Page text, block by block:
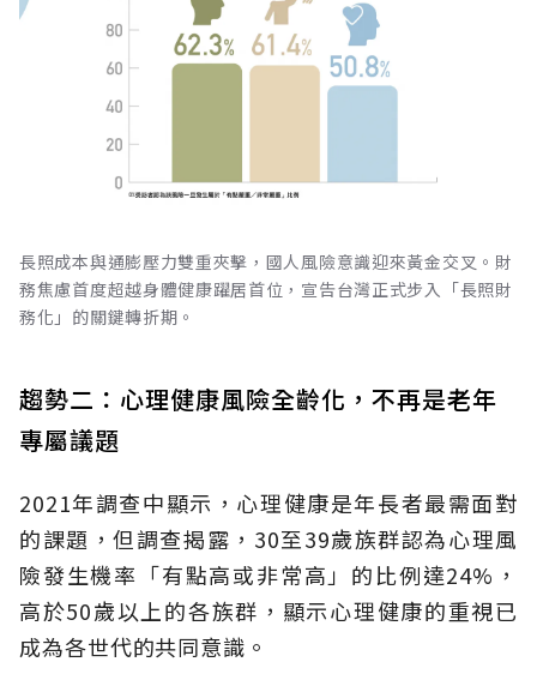
長照成本與通膨壓力雙重夾擊，國人風險意識迎來黃金交叉。財
務焦慮首度超越身體健康躍居首位，宣告台灣正式步入「長照財
務化」的關鍵轉折期。
趨勢二：心理健康風險全齡化，不再是老年
專屬議題
2021年調查中顯示，心理健康是年長者最需面對
的課題，但調查揭露，30至39歲族群認為心理風
險發生機率「有點高或非常高」的比例達24%，
高於50歲以上的各族群，顯示心理健康的重視已
成為各世代的共同意識。